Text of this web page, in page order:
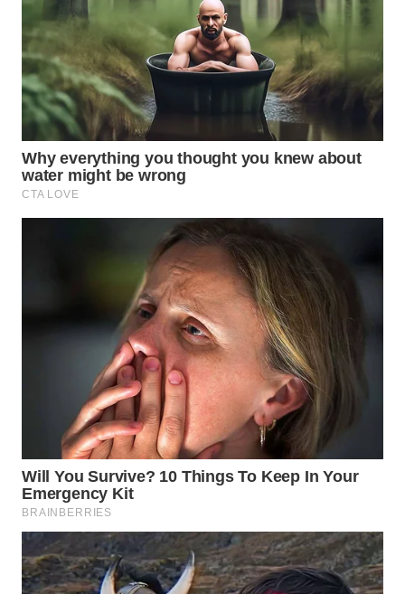
UTARA
WN
SAMOSIR
WN
PADANG
LAWAS
WN
TANGERANG
WN
BINJAI
WN
CIREBON